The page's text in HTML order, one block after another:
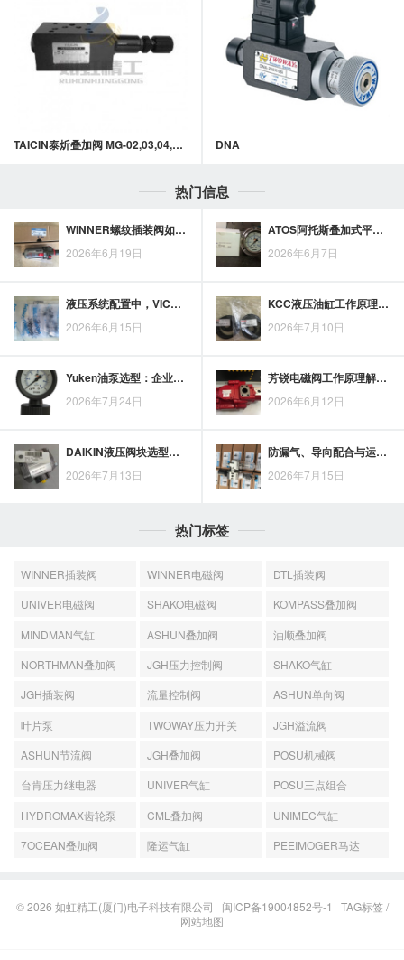
TAICIN泰炘叠加阀 MG-02,03,04,06系列积层式减压阀 DNA
热门信息
WINNER螺纹插装阀如何实现更精细的流量控制
2026年6月19日
ATOS阿托斯叠加式平衡阀原理梳理及液压回路应用优势
2026年6月7日
液压系统配置中，VICKERS螺纹插装电磁阀的适用工况与选配关注点
2026年6月15日
KCC液压油缸工作原理用于设备动作控制，升降、夹紧与推拉过程解析
2026年7月10日
Yuken油泵选型：企业竞争力提升的设备配置考量
2026年7月24日
芳锐电磁阀工作原理解析：从通断控制看工业流体管理逻辑
2026年6月12日
DAIKIN液压阀块选型要点：结合工况做出合理选择
2026年7月13日
防漏气、导向配合与运行稳定性：CHELIC气缸密封圈的作用解析
2026年7月15日
热门标签
WINNER插装阀 WINNER电磁阀
DTL插装阀
UNIVER电磁阀
SHAKO电磁阀
KOMPASS叠加阀
MINDMAN气缸
ASHUN叠加阀
油顺叠加阀
NORTHMAN叠加阀
JGH压力控制阀
SHAKO气缸
JGH插装阀
流量控制阀
ASHUN单向阀
叶片泵
TWOWAY压力开关
JGH溢流阀
ASHUN节流阀
JGH叠加阀
POSU机械阀
台肯压力继电器
UNIVER气缸
POSU三点组合
HYDROMAX齿轮泵
CML叠加阀
UNIMEC气缸
7OCEAN叠加阀
隆运气缸 PEEIMOGER马达
© 2026 如虹精工(厦门)电子科技有限公司 闽ICP备19004852号-1 TAG标签/
网站地图